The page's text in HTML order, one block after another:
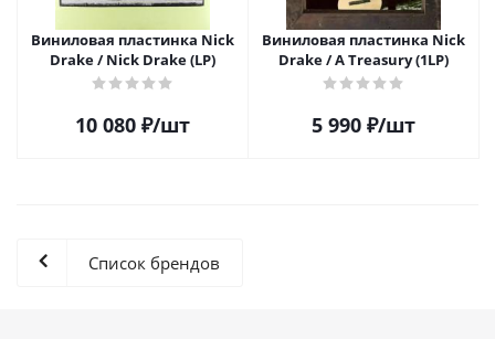
Виниловая пластинка Nick
Drake / Nick Drake (LP)
10 080 ₽/шт
Виниловая пластинка Nick
Drake / A Treasury (1LP)
5 990 ₽/шт
Список брендов